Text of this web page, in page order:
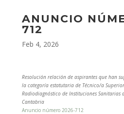
ANUNCIO
712
Feb 4, 2026
Resolución relación de aspirantes que han
la categoría estatutaria de Técnico/a
Radiodiagnóstico de Instituciones Sanitarias
Cantabria
Anuncio número 2026-712